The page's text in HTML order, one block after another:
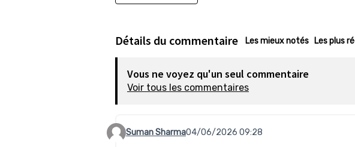
Détails du commentaire Les mieux notés Les plus
Vous ne voyez qu'un seul commentaire
Voir tous les commentaires
Commentaire 970
Suman Sharma04/06/2026 09:28